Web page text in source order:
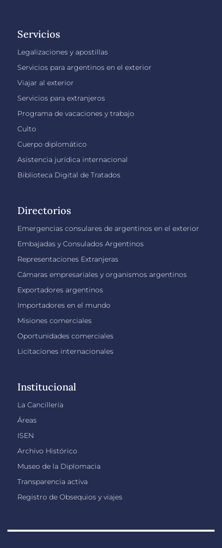
Servicios
Legalizaciones y apostillas
Servicios para argentinos en el exterior
Viajar al exterior
Servicios para extranjeros
Programa de vacaciones y trabajo
Culto
Cuerpo diplomático
Asistencia jurídica internacional
Biblioteca Digital de Tratados
Directorios
Emergencias consulares de argentinos en el exterior
Embajadas y Consulados Argentinos
Representaciones Extranjeras
Cámaras empresariales y organismos argentinos
Exportadores argentinos
Importadores en el mundo
Misiones comerciales
Oportunidades comerciales
Licitaciones internacionales
Institucional
La Cancillería
Áreas
ISEN
Archivo Histórico
Museo de la Diplomacia
Transparencia activa
Registro de Obsequios y viajes